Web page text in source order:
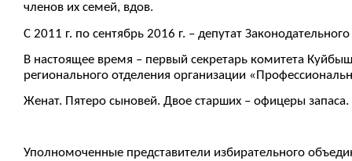
членов их семей, вдов.
С 2011 г. по сентябрь 2016 г. – депутат
В настоящее время – первый секретарь комитета
регионального отделения организации
Женат. Пятеро сыновей. Двое старших – офицеры запаса.
Уполномоченные представители избирательного